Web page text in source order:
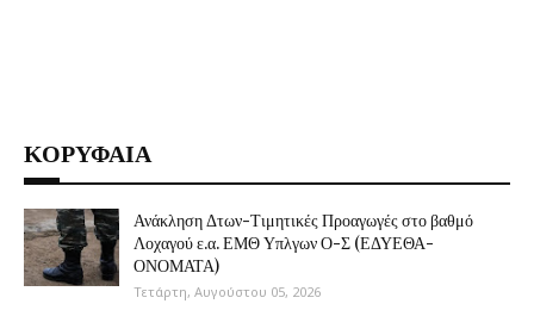
ΚΟΡΥΦΑΙΑ
Ανάκληση Δτων-Τιμητικές Προαγωγές στο βαθμό
Λοχαγού ε.α. ΕΜΘ Υπλγων Ο-Σ (ΕΔΥΕΘΑ-
ΟΝΟΜΑΤΑ)
Τετάρτη, Αυγούστου 05, 2026